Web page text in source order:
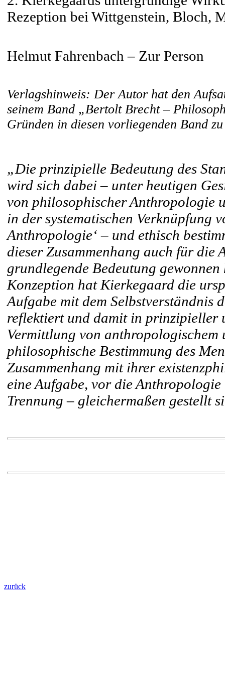
Rezeption bei Wittgenstein, Bloch,
Helmut Fahrenbach – Zur Person
Verlagshinweis: Der Autor hat den
seinem Band „Bertolt Brecht –
Gründen in diesen vorliegenden Band
„Die prinzipielle Bedeutung des
wird sich dabei – unter heutigen
von philosophischer Anthropologie
in der systematischen Verknüpfung
Anthropologie‘ – und ethisch
dieser Zusammenhang auch für die
grundlegende Bedeutung
Konzeption hat Kierkegaard die
Aufgabe mit dem Selbstverständnis
reflektiert und damit in prinzipieller
Vermittlung von anthropologischem
philosophische Bestimmung des
Zusammenhang mit ihrer
eine Aufgabe, vor die
Trennung – gleichermaßen gestellt
zurück